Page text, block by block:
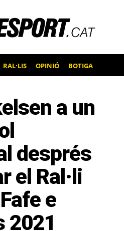
RAL·LIS OPINIÓ BOTIGA
a un
després
el Ral·li
e
2021